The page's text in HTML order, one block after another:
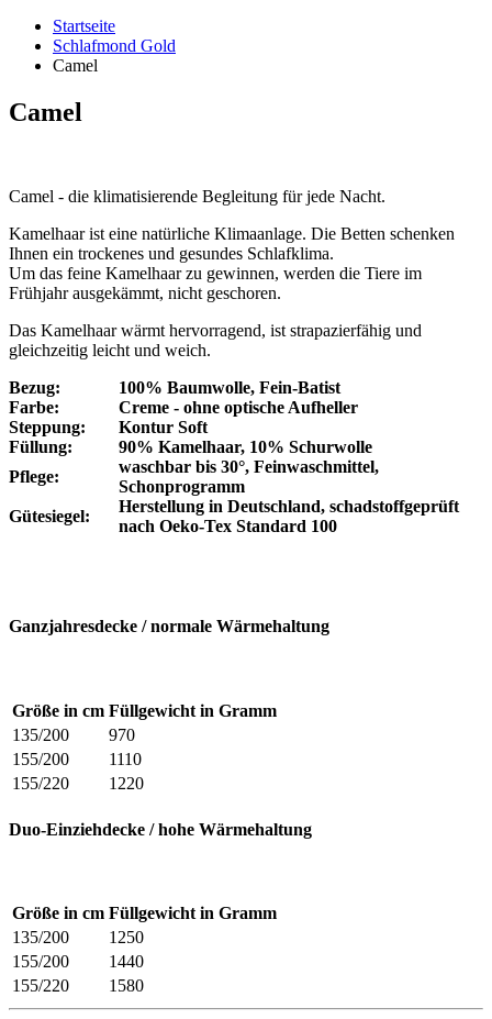
Startseite
Schlafmond Gold
Camel
Camel
Camel - die klimatisierende Begleitung für jede Nacht.
Kamelhaar ist eine natürliche Klimaanlage. Die Betten schenken
Ihnen ein trockenes und gesundes Schlafklima.
Um das feine Kamelhaar zu gewinnen, werden die Tiere im
Frühjahr ausgekämmt, nicht geschoren.
Das Kamelhaar wärmt hervorragend, ist strapazierfähig und
gleichzeitig leicht und weich.
Bezug:
100% Baumwolle, Fein-Batist
Farbe:
Creme - ohne optische Aufheller
Steppung:
Kontur Soft
Füllung:
90% Kamelhaar, 10% Schurwolle
Pflege:
waschbar bis 30°, Feinwaschmittel,
Schonprogramm
Gütesiegel:
Herstellung in Deutschland, schadstoffgeprüft
nach Oeko-Tex Standard 100
Ganzjahresdecke / normale Wärmehaltung
Größe in cm Füllgewicht in Gramm
135/200
970
155/200
1110
155/220
1220
Duo-Einziehdecke / hohe Wärmehaltung
Größe in cm Füllgewicht in Gramm
135/200
1250
155/200
1440
155/220
1580